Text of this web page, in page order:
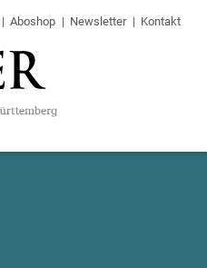
Aboshop Newsletter Kontakt